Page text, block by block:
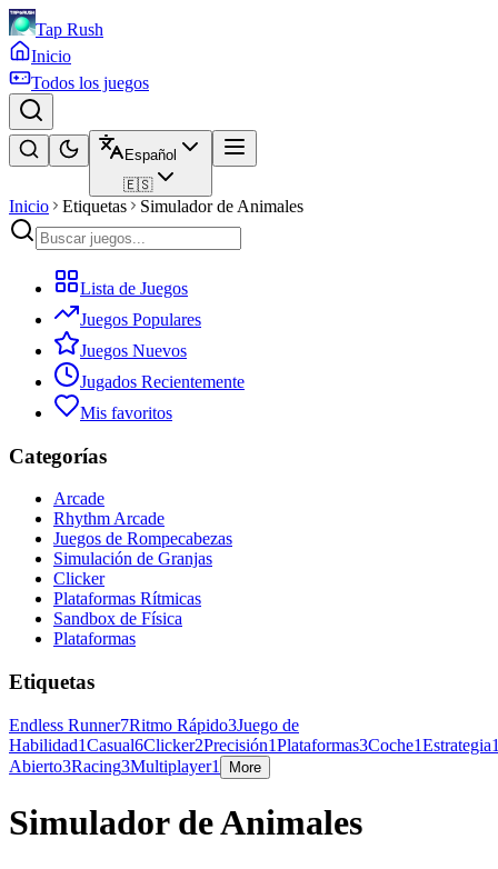
Tap Rush
Inicio
Todos los juegos
Español
🇪🇸
Inicio Etiquetas Simulador de Animales
Lista de Juegos
Juegos Populares
Juegos Nuevos
Jugados Recientemente
Mis favoritos
Categorías
Arcade
Rhythm Arcade
Juegos de Rompecabezas
Simulación de Granjas
Clicker
Plataformas Rítmicas
Sandbox de Física
Plataformas
Etiquetas
Endless Runner7Ritmo Rápido3Juego de
Habilidad1Casual6Clicker2Precisión1Plataformas3Coche1Estrategia
Abierto3Racing3Multiplayer1 More
Simulador de Animales